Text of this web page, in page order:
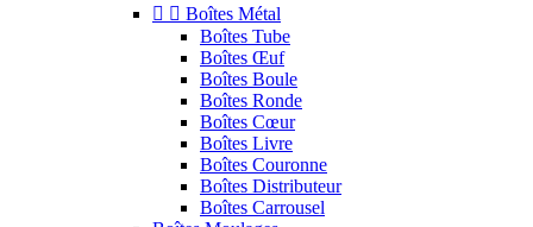
  Boîtes Métal
Boîtes Tube
Boîtes Œuf
Boîtes Boule
Boîtes Ronde
Boîtes Cœur
Boîtes Livre
Boîtes Couronne
Boîtes Distributeur
Boîtes Carrousel